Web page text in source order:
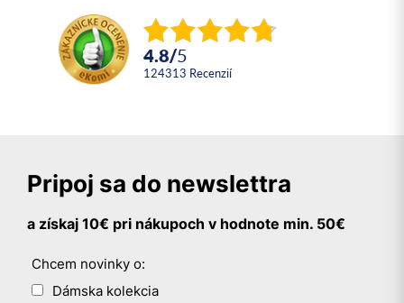
4.8/5
124313 recenzií
Pripoj sa do newslettra
a získaj 10€ pri nákupoch v hodnote min. 50€
Chcem novinky o:
Dámska kolekcia